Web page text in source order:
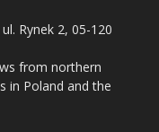
Rynek 2, 05-120
from northern
in Poland and the